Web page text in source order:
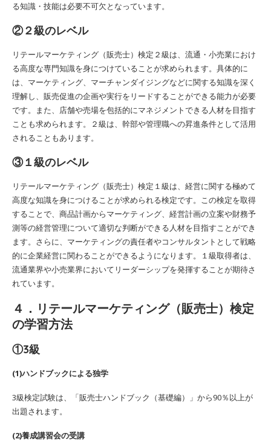
る知識・技能は必要不可欠となっています。
②２級のレベル
リテールマーケティング（販売士）検定２級は、流通・小売業におけ
る高度な専門知識を身につけていることが求められます。具体的に
は、マーケティング、マーチャンダイジングなどに関する知識を深く
理解し、販売促進の企画や実行をリードすることができる能力が必要
です。また、店舗や売場を包括的にマネジメントできる人材を目指す
ことも求められます。２級は、幹部や管理職への昇進条件として活用
されることもあります。
③１級のレベル
リテールマーケティング（販売士）検定１級は、経営に関する極めて
高度な知識を身につけることが求められる検定です。この検定を取得
することで、商品計画からマーケティング、経営計画の立案や財務予
測等の経営管理について適切な判断ができる人材を目指すことができ
ます。さらに、マーケティングの責任者やコンサルタントとして戦略
的に企業経営に関わることができるようになります。１級取得者は、
流通業界や小売業界においてリーダーシップを発揮することが期待さ
れています。
４．リテールマーケティング（販売士）検定
の学習方法
①3級
(1)ハンドブックによる独学
3級検定試験は、「販売士ハンドブック（基礎編）」から90％以上が
出題されます。
(2)養成講習会の受講